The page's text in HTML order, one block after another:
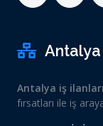
Antalya
Antalya iş ilanları
fırsatları ile iş